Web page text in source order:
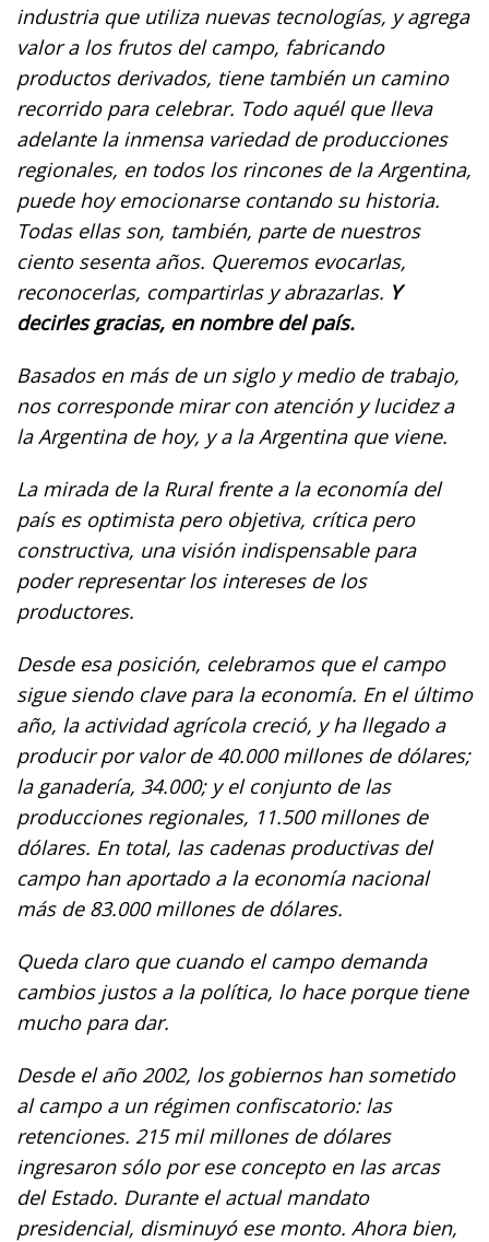
industria que utiliza nuevas tecnologías, y agrega
valor a los frutos del campo, fabricando
productos derivados, tiene también un camino
recorrido para celebrar. Todo aquél que lleva
adelante la inmensa variedad de producciones
regionales, en todos los rincones de la Argentina,
puede hoy emocionarse contando su historia.
Todas ellas son, también, parte de nuestros
ciento sesenta años. Queremos evocarlas,
reconocerlas, compartirlas y abrazarlas. Y
decirles gracias, en nombre del país.
Basados en más de un siglo y medio de trabajo,
nos corresponde mirar con atención y lucidez a
la Argentina de hoy, y a la Argentina que viene.
La mirada de la Rural frente a la economía del
país es optimista pero objetiva, crítica pero
constructiva, una visión indispensable para
poder representar los intereses de los
productores.
Desde esa posición, celebramos que el campo
sigue siendo clave para la economía. En el último
año, la actividad agrícola creció, y ha llegado a
producir por valor de 40.000 millones de dólares;
la ganadería, 34.000; y el conjunto de las
producciones regionales, 11.500 millones de
dólares. En total, las cadenas productivas del
campo han aportado a la economía nacional
más de 83.000 millones de dólares.
Queda claro que cuando el campo demanda
cambios justos a la política, lo hace porque tiene
mucho para dar.
Desde el año 2002, los gobiernos han sometido
al campo a un régimen confiscatorio: las
retenciones. 215 mil millones de dólares
ingresaron sólo por ese concepto en las arcas
del Estado. Durante el actual mandato
presidencial, disminuyó ese monto. Ahora bien,